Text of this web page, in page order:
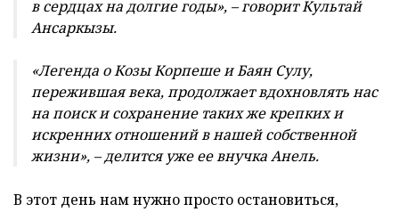
в сердцах на долгие годы», – говорит Культай
Ансаркызы.
«Легенда о Козы Корпеше и Баян Сулу,
пережившая века, продолжает вдохновлять нас
на поиск и сохранение таких же крепких и
искренних отношений в нашей собственной
жизни», – делится уже ее внучка Анель.
В этот день нам нужно просто остановиться,